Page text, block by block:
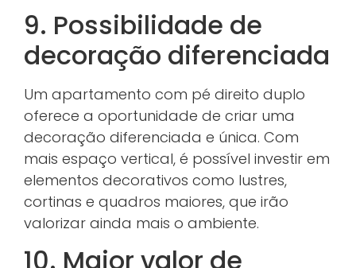
9. Possibilidade de
decoração diferenciada
Um apartamento com pé direito duplo
oferece a oportunidade de criar uma
decoração diferenciada e única. Com
mais espaço vertical, é possível investir em
elementos decorativos como lustres,
cortinas e quadros maiores, que irão
valorizar ainda mais o ambiente.
10. Maior valor de